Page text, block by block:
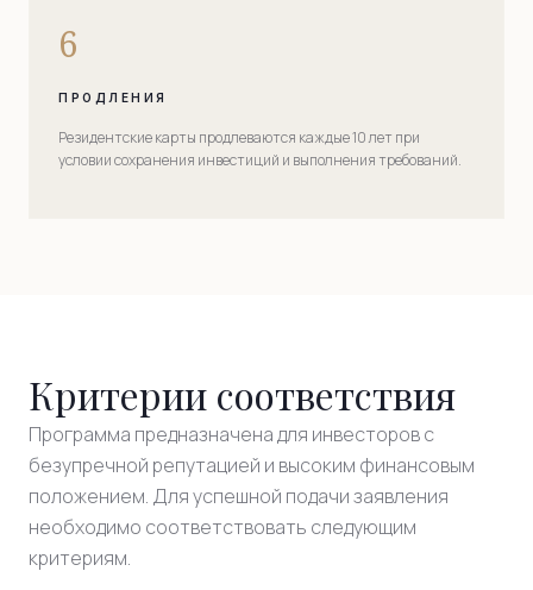
6
ПРОДЛЕНИЯ
Резидентские карты продлеваются каждые 10 лет при
условии сохранения инвестиций и выполнения требований.
Критерии соответствия
Программа предназначена для инвесторов с
безупречной репутацией и высоким финансовым
положением. Для успешной подачи заявления
необходимо соответствовать следующим
критериям.